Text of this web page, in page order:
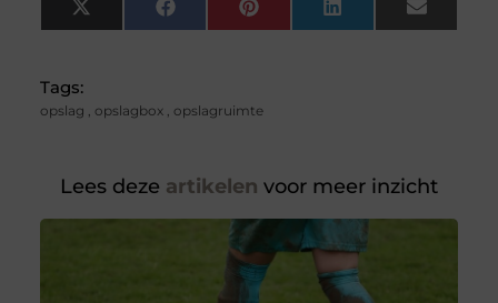
X
(Twitter)
FacebookPinterest LinkedIn Email
Tags:
opslag , opslagbox, opslagruimte
Lees deze artikelen voor meer inzicht